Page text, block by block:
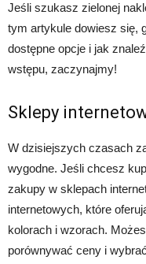
Jeśli szukasz zielonej
tym artykule dowiesz się,
dostępne opcje i jak
wstępu, zaczynajmy!
Sklepy
W dzisiejszych czasach
wygodne. Jeśli chcesz
zakupy w sklepach
internetowych, które
kolorach i wzorach.
porównywać ceny i